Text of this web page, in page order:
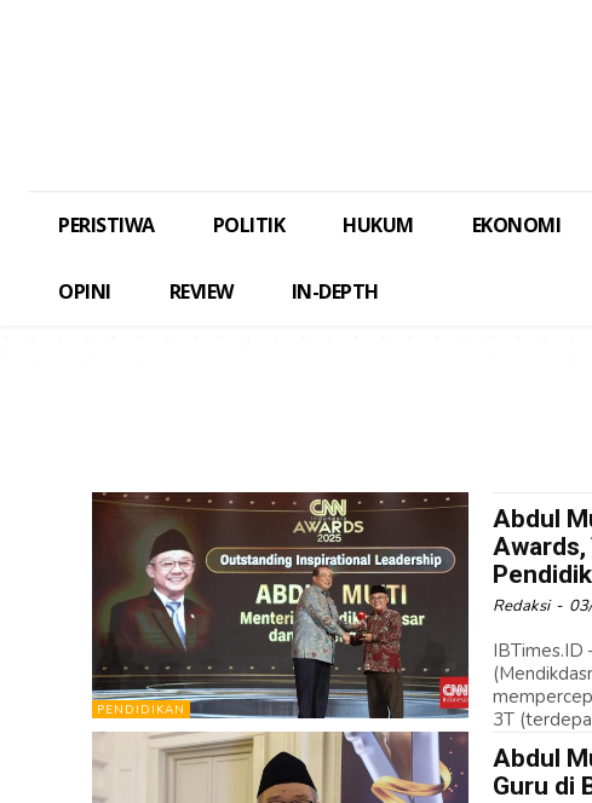
PERISTIWA POLITIK HUKUM EKONOMI
OPINI REVIEW IN-DEPTH
PENDIDIKAN
Abdul
Redaksi -
IBTimes.ID
3T
Abdul
Guru di